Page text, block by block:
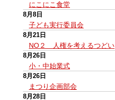
にこにこ食堂
8月8日
子ども実行委員会
8月21日
NO２ 人権を考えるつどい
8月26日
小・中始業式
8月26日
まつり企画部会
8月28日